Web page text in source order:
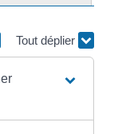
Tout déplier